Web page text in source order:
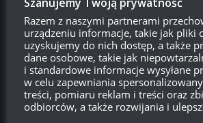
Szukaj:
LOGOWANIE
Zarejestruj się
Razem z naszymi partnerami
urządzeniu informacje, takie jak pliki
uzyskujemy do nich dostęp, a także
dane osobowe, takie jak
i standardowe informacje wysyłane
w celu zapewniania
treści, pomiaru reklam i treści oraz
odbiorców, a także rozwijania i